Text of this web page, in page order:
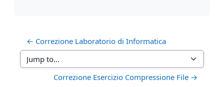
← Correzione Laboratorio di Informatica
Jump to...
Correzione Esercizio Compressione File →